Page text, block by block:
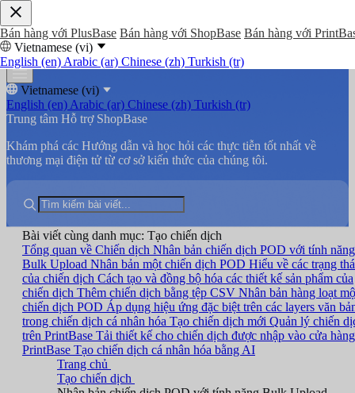
Bán hàng với PlusBase Bán hàng với ShopBase Bán hàng với
Vietnamese (vi)
English (en) Arabic (ar) Chinese (zh) Turkish (tr)
Vietnamese (vi)
English (en) Arabic (ar) Chinese (zh) Turkish (tr)
Trung tâm Hỗ trợ ShopBase
Khám phá các Hướng dẫn và học hỏi các thực tiễn tốt nhất về
thương mại điện tử từ cơ sở kiến thức của chúng tôi.
Bài viết cùng danh mục: Tạo chiến dịch
Tổng quan về Chiến dịch Nhân bản chiến dịch POD với tính năng
Bulk Upload Nhân bản một chiến dịch POD Hiểu về các trạng
của chiến dịch Cách tạo và đồng bộ hóa các thiết kế sản phẩm của
chiến dịch Thêm chiến dịch bằng tệp CSV Nhân bản hàng loạt
chiến dịch POD Áp dụng hiệu ứng đặc biệt trên các layers văn
trong chiến dịch cá nhân hóa Tạo chiến dịch mới Quản lý chiến
trên PrintBase Tải thiết kế cho chiến dịch được nhập vào cửa hàng
PrintBase Tạo chiến dịch cá nhân hóa bằng AI
Trang chủ
Tạo chiến dịch